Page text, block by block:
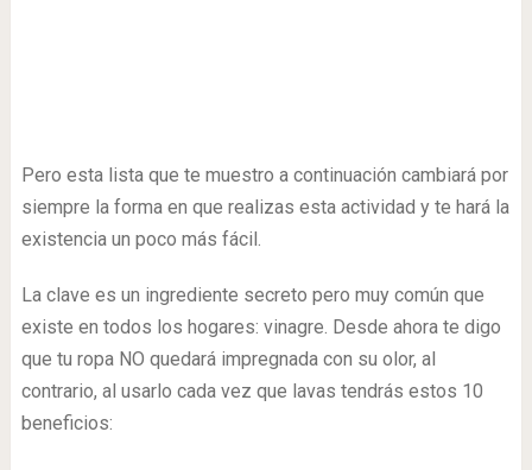
Pero esta lista que te muestro a continuación cambiará por
siempre la forma en que realizas esta actividad y te hará la
existencia un poco más fácil.
La clave es un ingrediente secreto pero muy común que
existe en todos los hogares: vinagre. Desde ahora te digo
que tu ropa NO quedará impregnada con su olor, al
contrario, al usarlo cada vez que lavas tendrás estos 10
beneficios: